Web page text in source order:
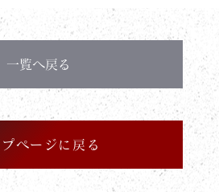
一覧へ戻る
プページに戻る